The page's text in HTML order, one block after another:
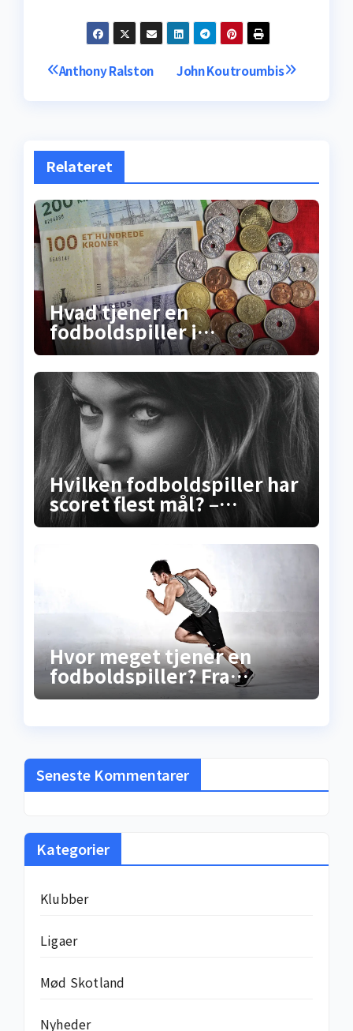
Indlægsnavigation
John Koutroumbis
Anthony Ralston
Relateret
Hvad tjener en
fodboldspiller i
Superligaen? Sandheden
om lønninger, bonusser og
de skjulte
millionkontrakter
Hvilken fodboldspiller har
scoret flest mål? –
Sandheden bag
Hvor meget tjener en
fodboldspiller? Fra
gadebold til
løncheckene
Seneste Kommentarer
Kategorier
Klubber
Ligaer
Mød Skotland
Nyheder